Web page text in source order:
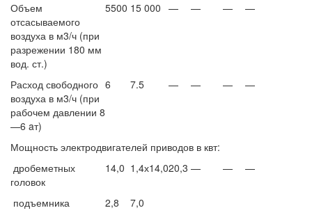
Объем
отсасываемого
воздуха в м3/ч (при
разрежении 180 мм
вод. ст.)
5500 15 000 — — — —
Расход свободного
воздуха в м3/ч (при
рабочем давлении 8
—6 aт)
6 7.5 — — — —
Мощность электродвигателей приводов в квт:
дробеметных
головок
14,0 1,4х14,020,3 — — —
подъемника 2,8
7,0